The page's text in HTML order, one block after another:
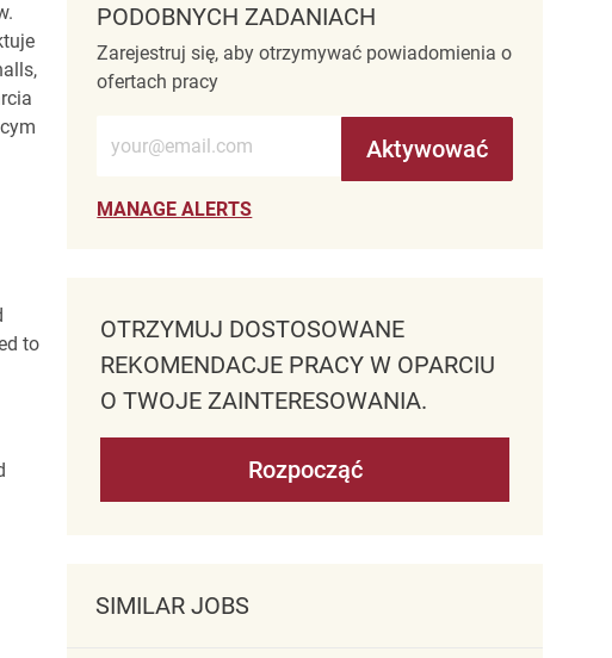
to
PODOBNYCH ZADANIACH
Zarejestruj się, aby otrzymywać powiadomienia o
ofertach pracy
Wprowadź adres e-mail (wymagane)
Aktywować
MANAGE ALERTS
OTRZYMUJ DOSTOSOWANE
REKOMENDACJE PRACY W OPARCIU
O TWOJE ZAINTERESOWANIA.
Rozpocząć
SIMILAR JOBS